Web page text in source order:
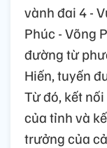
vành đai 4 -
Phúc - Võng
đường từ
Hiến, tuyến
Từ đó, kết
của tỉnh và
trưởng của